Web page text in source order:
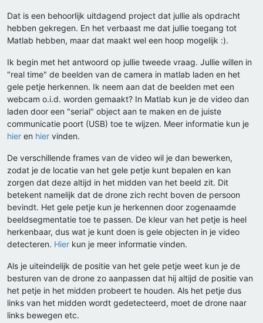
Dat is een behoorlijk uitdagend project dat jullie als opdracht
hebben gekregen. En het verbaast me dat jullie toegang tot
Matlab hebben, maar dat maakt wel een hoop mogelijk :).
Ik begin met het antwoord op jullie tweede vraag. Jullie willen in
"real time" de beelden van de camera in matlab laden en het
gele petje herkennen. Ik neem aan dat de beelden met een
webcam o.i.d. worden gemaakt? In Matlab kun je de video dan
laden door een "serial" object aan te maken en de juiste
communicatie poort (USB) toe te wijzen. Meer informatie kun je
hier en hier vinden.
De verschillende frames van de video wil je dan bewerken,
zodat je de locatie van het gele petje kunt bepalen en kan
zorgen dat deze altijd in het midden van het beeld zit. Dit
betekent namelijk dat de drone zich recht boven de persoon
bevindt. Het gele petje kun je herkennen door zogenaamde
beeldsegmentatie toe te passen. De kleur van het petje is heel
herkenbaar, dus wat je kunt doen is gele objecten in je video
detecteren. Hier kun je meer informatie vinden.
Als je uiteindelijk de positie van het gele petje weet kun je de
besturen van de drone zo aanpassen dat hij altijd de positie van
het petje in het midden probeert te houden. Als het petje dus
links van het midden wordt gedetecteerd, moet de drone naar
links bewegen etc.